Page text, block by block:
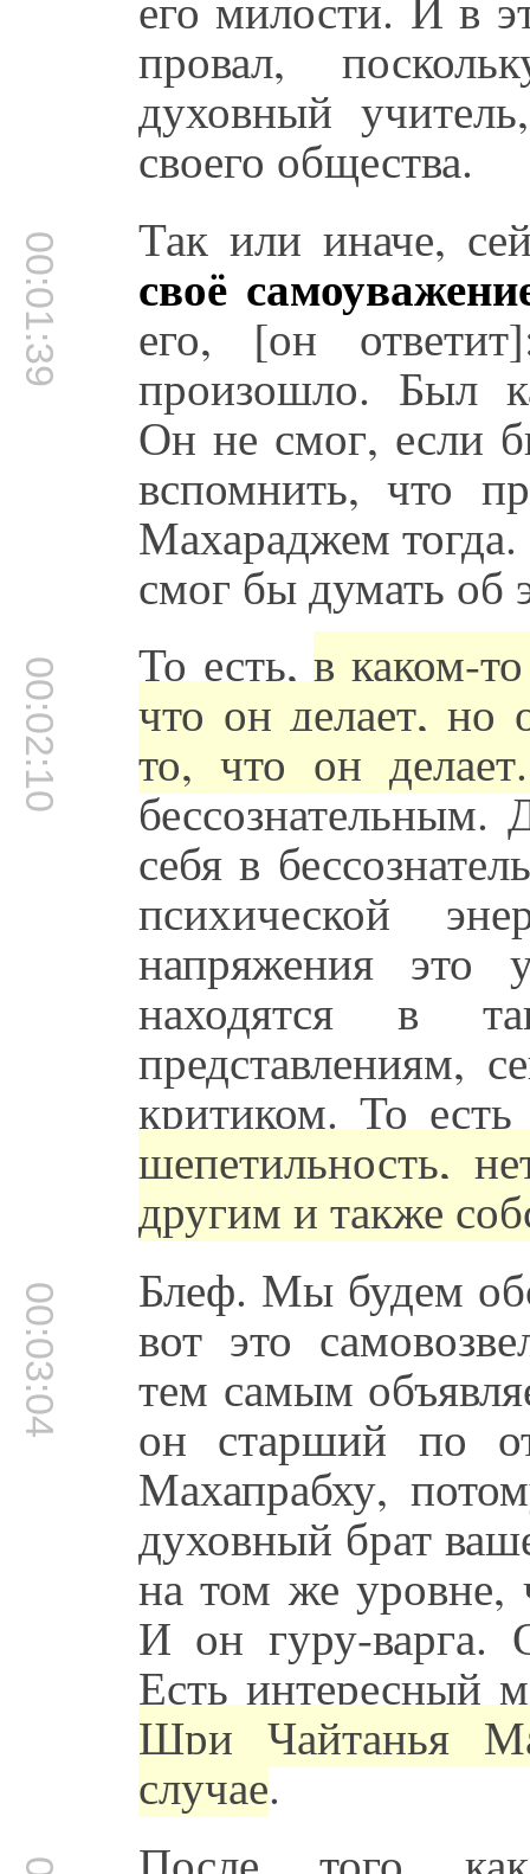
провал,
духовный
своего общества.
00:01:39 Так или иначе,
своё
его, [он
произошло. Был
Он не смог, если
вспомнить, что
Махараджем
смог бы думать об
00:02:10 То есть,в каком-
что он делает, но
то, что он
бессознательным.
себя в
психической
напряжения это
находятся в
представлениям,
критиком. То
щепетильность,
другим и также
00:03:04 Блеф. Мы будем
вот это
тем самым
он старший по
Махапрабху,
духовный брат
на том же уровне,
И он гуру-варга.
Есть интересный
Шри Чайтанья
случае.